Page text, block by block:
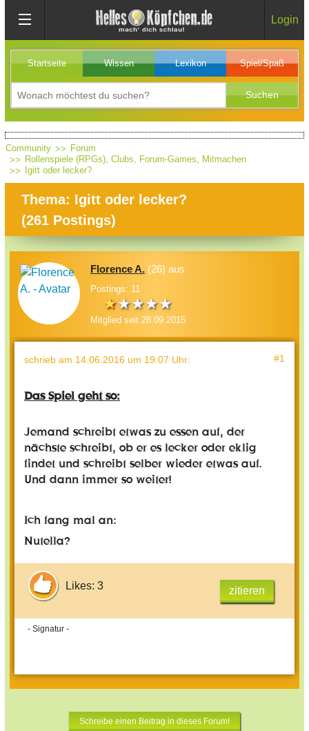
Login
Startseite Wissen Lexikon Spiel/Spaß
Community
Forum
Rollenspiele (RPGs), Clubs, Forum-Games, Mitmachen
Igitt oder lecker?
Thema: Igitt oder lecker?
(261 Postings)
Florence A. (26) aus
Postings: 11
Mitglied seit 28.09.2015
schrieb am 14.06.2016 um 19:07 Uhr: #1
Das Spiel geht so:
Jemand schreibt etwas zu essen auf, der
nächste schreibt, ob er es lecker oder eklig
findet und schreibt selber wieder etwas auf.
Und dann immer so weiter!
Ich fang mal an:
Nutella?
Likes: 3 zitieren
- Signatur -
Schreibe einen Beitrag in dieses Forum!